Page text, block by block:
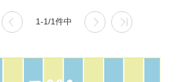
1-1/1件中